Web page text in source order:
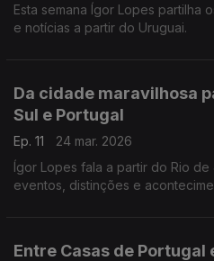
Esta semana Ígor Lopes partilha
e notícias a partir do Uruguai.
Da cidade maravilhosa
Sul e Portugal
Ep. 11
24 mar. 2026
Ígor Lopes fala a partir do Rio
eventos, distinções e
Entre Casas de Portugal